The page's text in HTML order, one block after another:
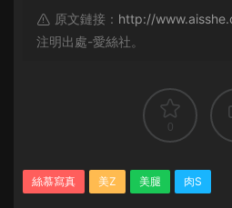
原文鏈接： http://
注明出處-愛絲社。
0
絲慕寫真 美Z 美腿 肉S